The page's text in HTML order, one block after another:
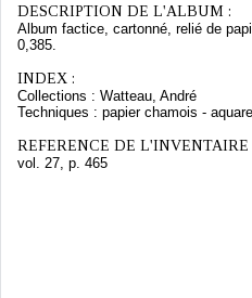
DESCRIPTION DE L'ALBUM :
Album factice, cartonné, relié de
0,385.
INDEX :
Collections : Watteau, André
Techniques : papier chamois -
REFERENCE DE
vol. 27, p. 465